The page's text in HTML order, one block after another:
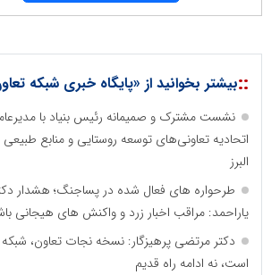
::بیشتر بخوانید از «پایگاه خبری شبکه
نشست مشترک و صمیمانه رئیس بنیاد با
اتحادیه تعاونی‌های توسعه روستایی و منابع طبیعی
البرز
طرحواره های فعال شده در پساجنگ؛ هشدار
یاراحمد: مراقب اخبار زرد و واکنش های هیجانی
دکتر مرتضی پرهیزگار: نسخه نجات تعاون،
است، نه ادامه راه قدیم